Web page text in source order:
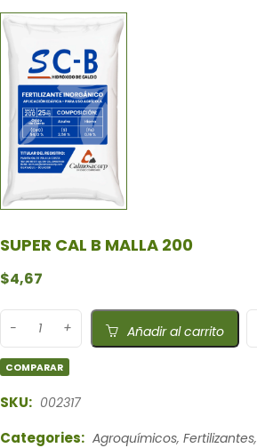
SUPER CAL B MALLA 200
$4,67
Añadir al carrito
COMPARAR
SKU: 002317
Categories: Agroquímicos, Fertilizantes,